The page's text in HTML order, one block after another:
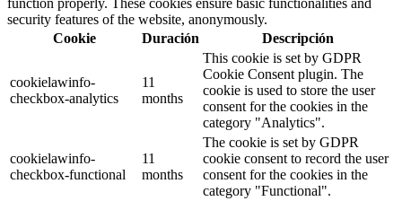
security features of the website, anonymously.
Cookie
Duración Descripción
cookielawinfo-
checkbox-analytics
11
months
This cookie is set by GDPR
Cookie Consent plugin. The
cookie is used to store the user
consent for the cookies in the
category "Analytics".
cookielawinfo-
checkbox-functional
11
months
The cookie is set by GDPR
cookie consent to record the user
consent for the cookies in the
category "Functional".